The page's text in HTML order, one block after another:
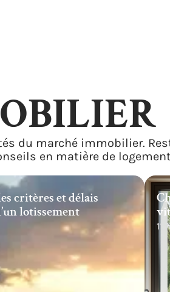
du marché immobilier.
en matière de
critères et délais
lotissement
11